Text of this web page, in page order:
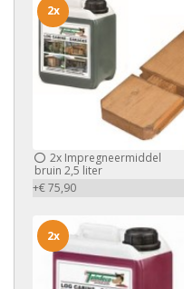
2x Impregneermiddel
bruin 2,5 liter
+€ 75,90
2x
2x